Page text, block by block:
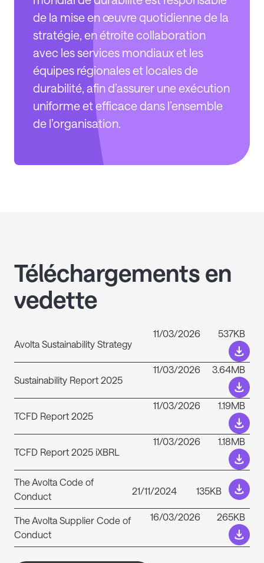
de la mise en œuvre quotidienne de la
stratégie, en étroite collaboration
avec les services mondiaux et les
équipes régionales et locales de
durabilité, afin d’assurer une exécution
uniforme et efficace dans l’ensemble
de l’organisation.
Téléchargements en
vedette
Avolta Sustainability Strategy
11/03/2026 537KB
Sustainability Report 2025
11/03/2026 3.64MB
TCFD Report 2025
11/03/2026 1.19MB
TCFD Report 2025 iXBRL
11/03/2026 1.18MB
The Avolta Code of
Conduct
21/11/2024 135KB
The Avolta Supplier Code of
Conduct
16/03/2026 265KB